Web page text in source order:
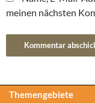
meinen nächsten
Themengebiete